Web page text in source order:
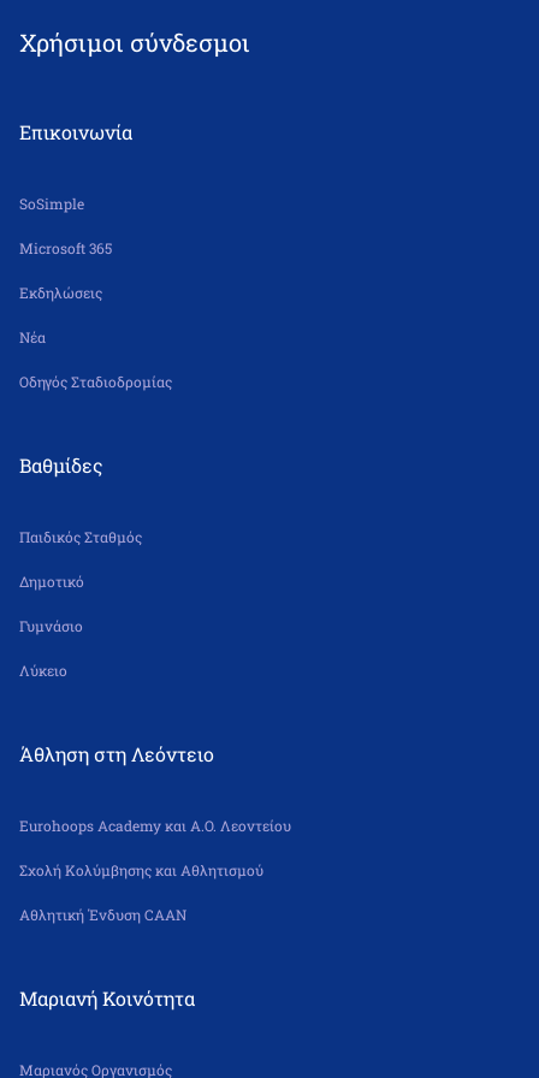
nipiagogeiolsa@leonteiosedu.gr
Χρήσιμοι σύνδεσμοι
Επικοινωνία
SoSimple
Microsoft 365
Εκδηλώσεις
Νέα
Οδηγός Σταδιοδρομίας
Βαθμίδες
Παιδικός Σταθμός
Δημοτικό
Γυμνάσιο
Λύκειο
Άθληση στη Λεόντειο
Eurohoops Academy και Α.Ο. Λεοντείου
Σχολή Κολύμβησης και Αθλητισμού
Αθλητική Ένδυση CAAN
Μαριανή Κοινότητα
Μαριανός Οργανισμός